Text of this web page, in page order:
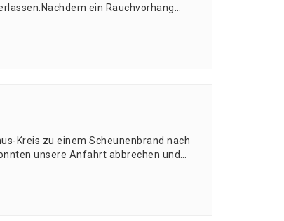
ein Rauch­vor­hang…
Kreis zu einem Scheu­nen­brand nach
unse­re Anfahrt abbre­chen und…